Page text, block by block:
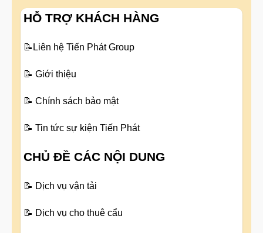
HỖ TRỢ KHÁCH HÀNG
📝 Liên hệ Tiến Phát Group
📝 Giới thiệu
📝 Chính sách bảo mật
📝 Tin tức sự kiện Tiến Phát
CHỦ ĐỀ CÁC NỘI DUNG
📝 Dịch vụ vận tải
📝 Dịch vụ cho thuê cẩu